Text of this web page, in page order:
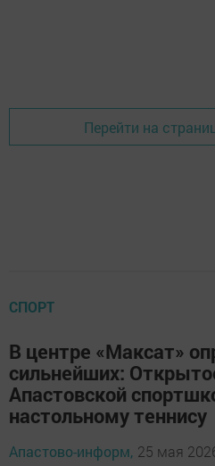
Перейти на
СПОРТ
В центре «Максат»
сильнейших:
Апастовской
настольному теннису
Апастово-информ, 25 мая